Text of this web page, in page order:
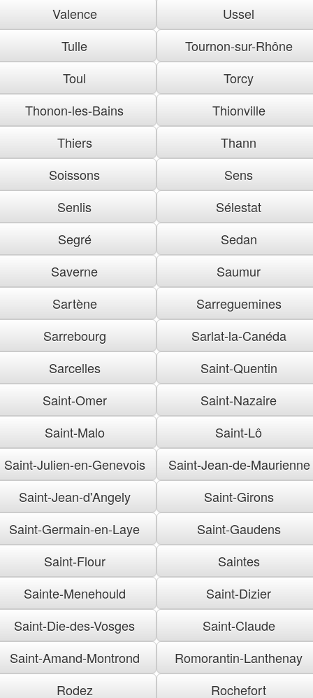
Valence
Ussel
Tulle
Tournon-sur-Rhône
Toul
Torcy
Thonon-les-Bains
Thionville
Thiers
Thann
Soissons
Sens
Senlis
Sélestat
Segré
Sedan
Saverne
Saumur
Sartène
Sarreguemines
Sarrebourg
Sarlat-la-Canéda
Sarcelles
Saint-Quentin
Saint-Omer
Saint-Nazaire
Saint-Malo
Saint-Lô
Saint-Julien-en-Genevois
Saint-Jean-de-Maurienne
Saint-Jean-d'Angely
Saint-Girons
Saint-Germain-en-Laye
Saint-Gaudens
Saint-Flour
Saintes
Sainte-Menehould
Saint-Dizier
Saint-Die-des-Vosges
Saint-Claude
Saint-Amand-Montrond
Romorantin-Lanthenay
Rodez
Rochefort